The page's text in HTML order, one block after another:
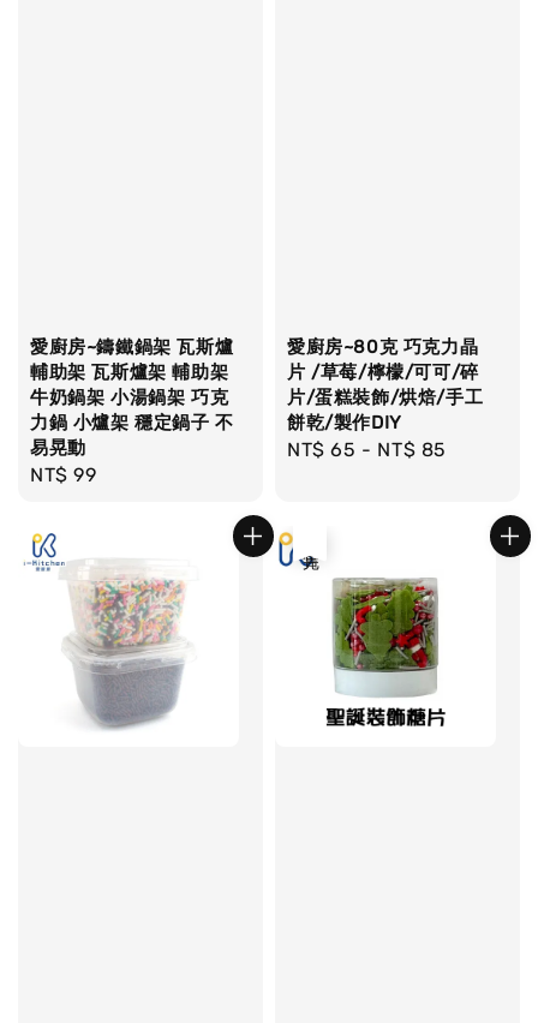
愛廚房~鑄鐵鍋架 瓦斯爐
輔助架 瓦斯爐架 輔助架
牛奶鍋架 小湯鍋架 巧克
力鍋 小爐架 穩定鍋子 不
易晃動
Regular
NT$ 99
愛廚房~80克 巧克力晶
片 /草莓/檸檬/可可/碎
片/蛋糕裝飾/烘焙/手工
餅乾/製作DIY
Regular
NT$ 65 - NT$ 85